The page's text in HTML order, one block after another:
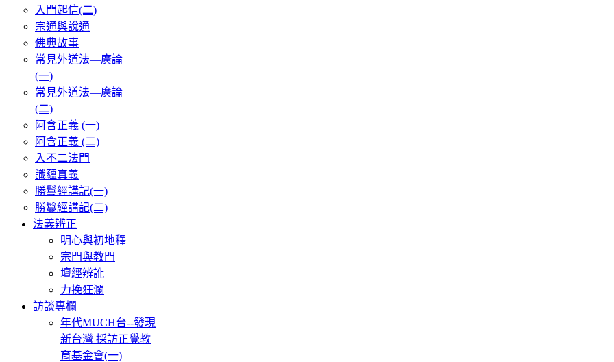
入門起信(二)
宗通與說通
佛典故事
常見外道法—廣論
(一)
常見外道法—廣論
(二)
阿含正義 (一)
阿含正義 (二)
入不二法門
識蘊真義
勝鬘經講記(一)
勝鬘經講記(二)
法義辨正
明心與初地釋
宗門與教門
壇經辨訛
力挽狂瀾
訪談專欄
年代MUCH台--發現
新台灣 採訪正覺教
育基金會(一)